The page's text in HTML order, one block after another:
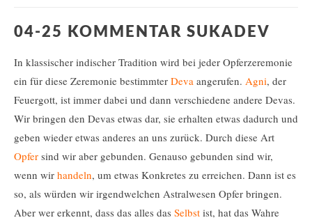
04-25 KOMMENTAR SUKADEV
In klassischer indischer Tradition wird bei jeder Opferzeremonie
ein für diese Zeremonie bestimmter Deva angerufen. Agni, der
Feuergott, ist immer dabei und dann verschiedene andere Devas.
Wir bringen den Devas etwas dar, sie erhalten etwas dadurch und
geben wieder etwas anderes an uns zurück. Durch diese Art
Opfer sind wir aber gebunden. Genauso gebunden sind wir,
wenn wir handeln, um etwas Konkretes zu erreichen. Dann ist es
so, als würden wir irgendwelchen Astralwesen Opfer bringen.
Aber wer erkennt, dass das alles das Selbst ist, hat das Wahre